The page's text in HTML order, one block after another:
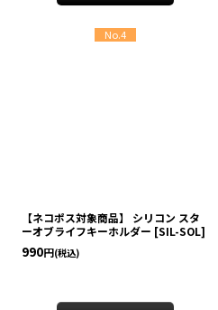
No.4
【ネコポス対象商品】 シリコン スタ
ーオブライフキーホルダー [SIL-SOL]
990円(税込)